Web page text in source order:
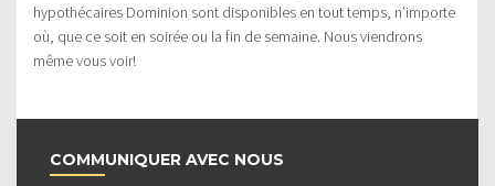
hypothécaires Dominion sont disponibles en tout temps, n’importe
où, que ce soit en soirée ou la fin de semaine. Nous viendrons
même vous voir!
COMMUNIQUER AVEC NOUS